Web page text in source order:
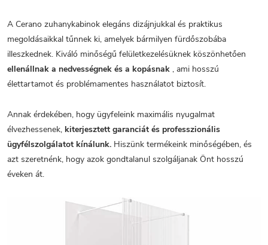
A Cerano zuhanykabinok elegáns dizájnjukkal és praktikus
megoldásaikkal tűnnek ki, amelyek bármilyen fürdőszobába
illeszkednek. Kiváló minőségű felületkezelésüknek köszönhetően
ellenállnak a nedvességnek és a kopásnak , ami hosszú
élettartamot és problémamentes használatot biztosít.
Annak érdekében, hogy ügyfeleink maximális nyugalmat
élvezhessenek, kiterjesztett garanciát és professzionális
ügyfélszolgálatot kínálunk. Hiszünk termékeink minőségében, és
azt szeretnénk, hogy azok gondtalanul szolgáljanak Önt hosszú
éveken át.